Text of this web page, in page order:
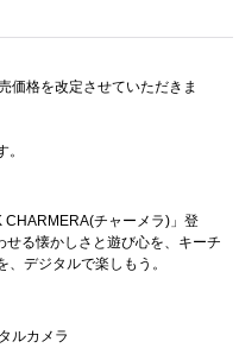
価格を改定させていただきま
CHARMERA(チャーメラ)」登
る懐かしさと遊び心を、キーチ
デジタルで楽しもう。
ルカメラ